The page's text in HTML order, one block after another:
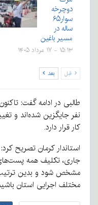
دوچرخه
سوار۶۵
ساله در
مسیر باغین
۱۵:۱۳ - ۱۷ مرداد ۱۴۰۵
قبل بعد
نفر جایگزین شده‌اند و
کار قرار دارد.
استاندار کرمان تصریح
جاری، تکلیف همه
مشخص شود و بدین ترتیب
مختلف اجرایی استان